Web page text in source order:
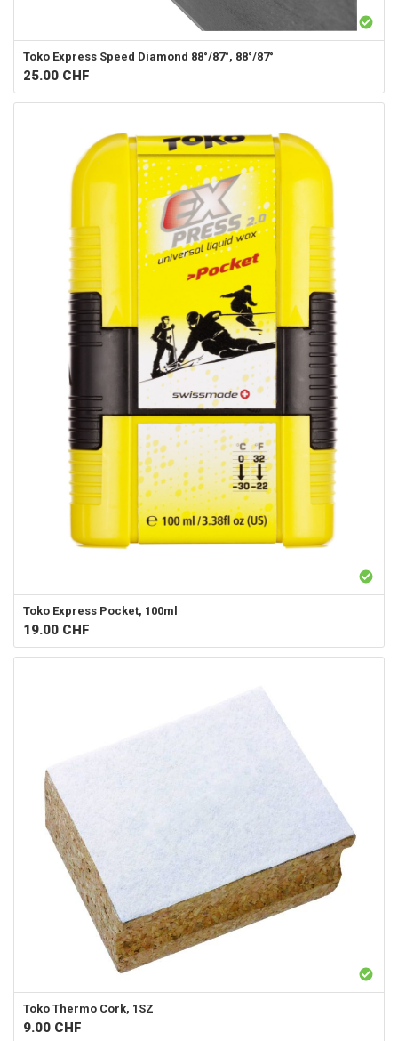
Toko Express Speed Diamond 88°/87°, 88°/87°
25.00 CHF
Toko Express Pocket, 100ml
19.00 CHF
Toko Thermo Cork, 1SZ
9.00 CHF